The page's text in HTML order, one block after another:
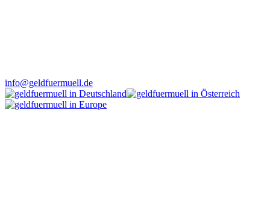
info@geldfuermuell.de